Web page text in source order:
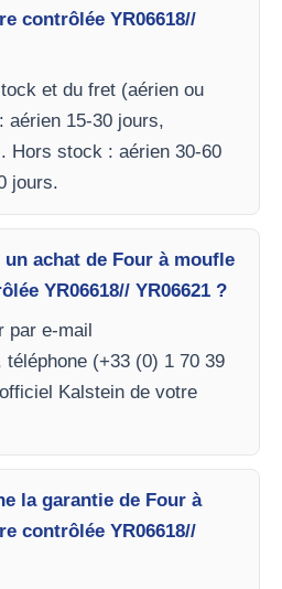
contrôlée YR06618//
et du fret (aérien ou
aérien 15-30 jours,
Hors stock : aérien 30-60
jours.
achat de Four à moufle
YR06618// YR06621 ?
par e-mail
téléphone (+33 (0) 1 70 39
Kalstein de votre
la garantie de Four à
contrôlée YR06618//